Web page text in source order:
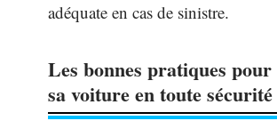
adéquate en cas de sinistre.
Les bonnes pratiques
sa voiture en toute sécurité